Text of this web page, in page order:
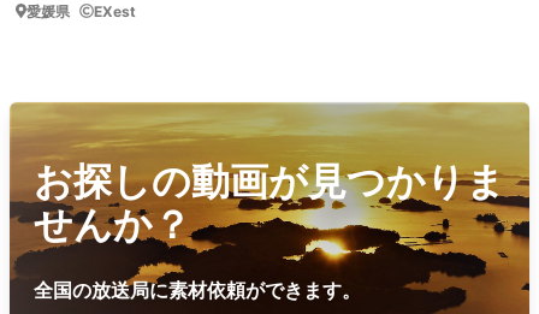
愛媛県 EXest
お探しの動画が見つかりま
せんか？
全国の放送局に素材依頼ができます。